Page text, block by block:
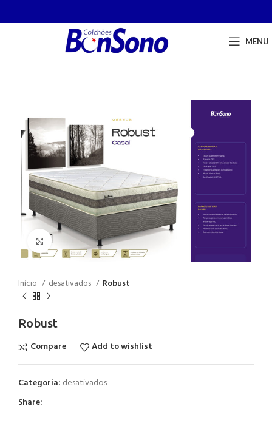
MENU
Click to enlarge
Início desativados Robust
Robust
Compare
Add to wishlist
Categoria: desativados
Share: